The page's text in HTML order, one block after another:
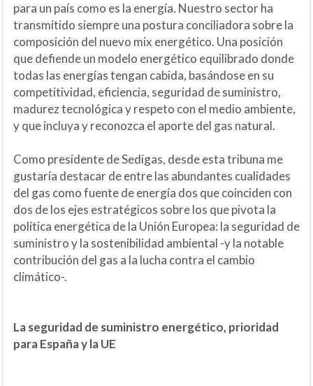
para un país como es la energía. Nuestro sector ha
transmitido siempre una postura conciliadora sobre la
composición del nuevo mix energético. Una posición
que defiende un modelo energético equilibrado donde
todas las energías tengan cabida, basándose en su
competitividad, eficiencia, seguridad de suministro,
madurez tecnológica y respeto con el medio ambiente,
y que incluya y reconozca el aporte del gas natural.
Como presidente de Sedigas, desde esta tribuna me
gustaría destacar de entre las abundantes cualidades
del gas como fuente de energía dos que coinciden con
dos de los ejes estratégicos sobre los que pivota la
política energética de la Unión Europea: la seguridad de
suministro y la sostenibilidad ambiental -y la notable
contribución del gas a la lucha contra el cambio
climático-.
La seguridad de suministro energético, prioridad
para España y la UE